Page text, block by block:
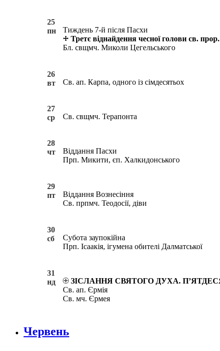
25
пн
Тиждень 7-й після Пасхи
Третє віднайдення чесної голови св.
Бл. свщмч. Миколи Цегельського
26
вт
Св. ап. Карпа, одного із сімдесятьох
27
ср
Св. свщмч. Терапонта
28
чт
Віддання Пасхи
Прп. Микити, єп. Халкидонського
29
пт
Віддання Вознесіння
Св. прпмч. Теодосії, діви
30
сб
Субота заупокійна
Прп. Ісаакія, ігумена обителі Далматської
31
нд
ЗІСЛАННЯ СВЯТОГО ДУХА.
Св. ап. Єрмія
Св. мч. Єрмея
Червень